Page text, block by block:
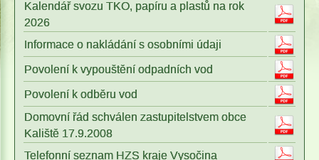
Kalendář svozu TKO, papíru a plastů na rok
2026
Informace o nakládání s osobními údaji
Povolení k vypouštění odpadních vod
Povolení k odběru vod
Domovní řád schválen zastupitelstvem obce
Kaliště 17.9.2008
Telefonní seznam HZS kraje Vysočina